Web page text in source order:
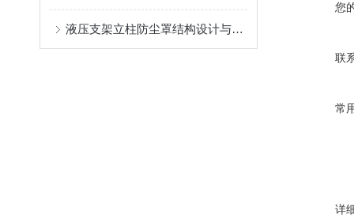
液压支架立柱防尘罩结构设计与密封防护原理
您
联
常
详